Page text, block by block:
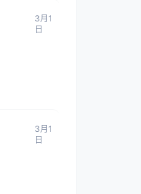
3月1
日
3月1
日